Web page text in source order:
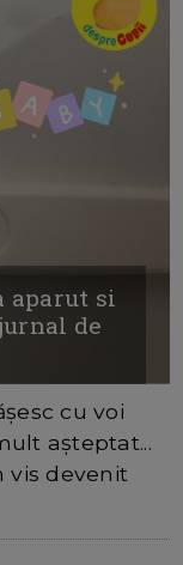
aparut si
de
cu voi
așteptat...
vis devenit